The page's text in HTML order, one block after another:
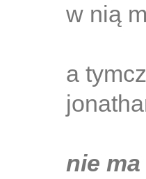
w nią
a
nie